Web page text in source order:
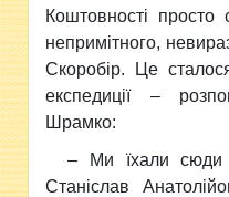
Коштовності
непримітного,
Скоробір. Це
експедиції –
Шрамко:
– Ми їхали сюди
Станіслав